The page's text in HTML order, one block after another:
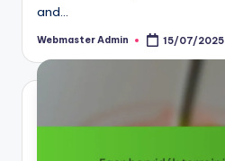
and…
Posted
Webmaster Admin 15/07/2025